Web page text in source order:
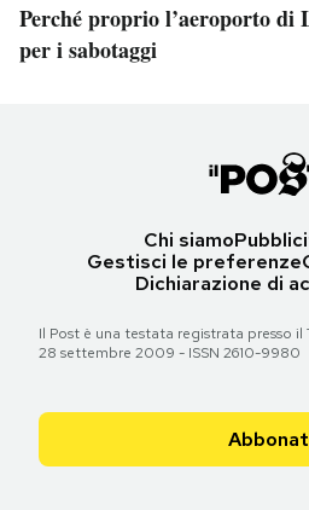
Perché proprio l’aeroporto di
per i sabotaggi
Chi siamo
Gestisci le preferenze
Dichiarazione di
Il Post è una testata registrata presso il
28 settembre 2009 - ISSN 2610-9980